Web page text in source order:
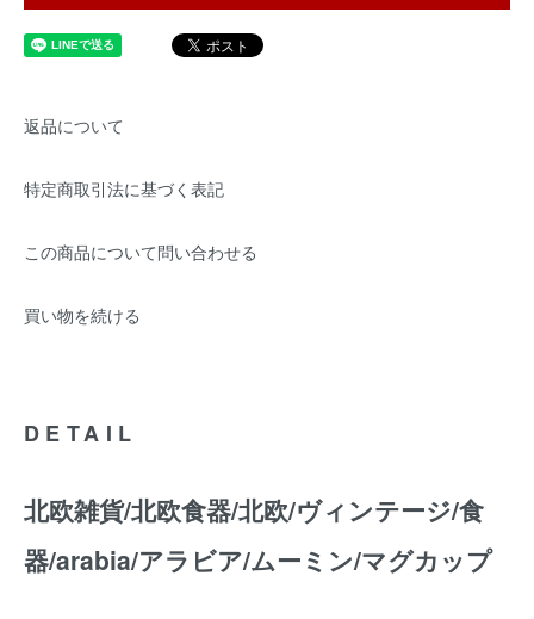
返品について
特定商取引法に基づく表記
この商品について問い合わせる
買い物を続ける
DETAIL
北欧雑貨/北欧食器/北欧/ヴィンテージ/食
器/arabia/アラビア/ムーミン/マグカップ